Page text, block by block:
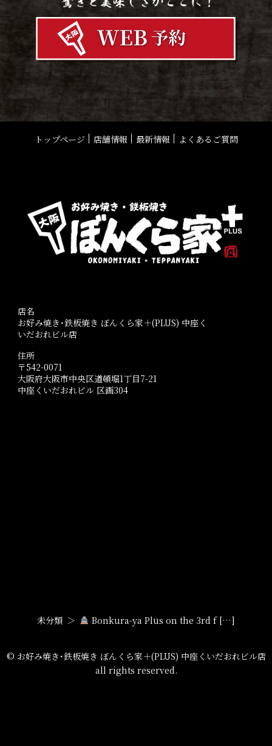
トップページ 店舗情報 最新情報 よくあるご質問
店名
お好み焼き･鉄板焼き ぼんくら家＋(PLUS) 中座く
いだおれビル店
住所
〒542-0071
大阪府大阪市中央区道頓堀1丁目7-21
中座くいだおれビル 区画304
未分類 Bonkura-ya Plus on the 3rd f […]
© お好み焼き･鉄板焼き ぼんくら家＋(PLUS) 中座くいだおれビル店
all rights reserved.